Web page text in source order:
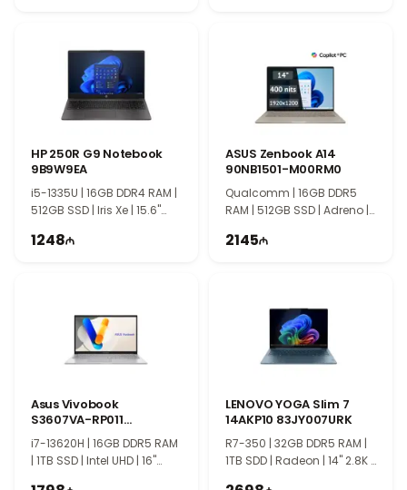
HP 250R G9 Notebook
9B9W9EA
i5-1335U | 16GB DDR4 RAM |
512GB SSD | Iris Xe | 15.6"
1248
ASUS Zenbook A14
90NB1501-M00RM0
Qualcomm | 16GB DDR5
RAM | 512GB SSD | Adreno |
2145
Asus Vivobook
S3607VA-RP011
90NB1671-M004V0
i7-13620H | 16GB DDR5 RAM
| 1TB SSD | Intel UHD | 16"
LENOVO YOGA Slim 7
14AKP10 83JY007URK
R7-350 | 32GB DDR5 RAM |
1TB SDD | Radeon | 14" 2.8K |